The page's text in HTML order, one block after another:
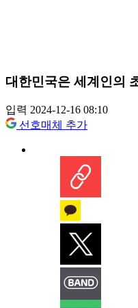
대한민국은 세계인의
입력 2024-12-16 08:10
선호매체 추가